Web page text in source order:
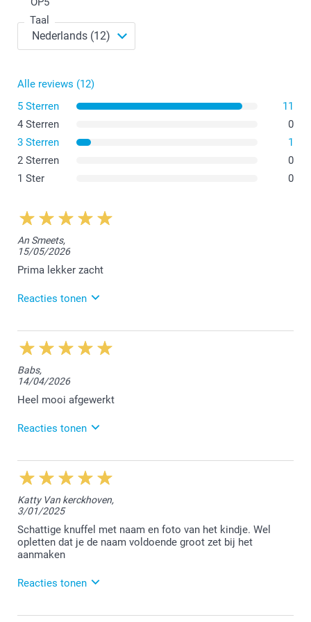
Taal
Alle reviews (12)
5 Sterren
11
4 Sterren
0
3 Sterren
1
2 Sterren
0
1 Ster
0
An Smeets,
15/05/2026
Prima lekker zacht
Reacties tonen
28/05/2026
12:58
Beste An,
Bedankt voor jouw leuke feedback, hier zijn we heel
erg blij mee :-) We vonden het fijn jouw bestelling te
mogen afwerken.
Hartelijke groet!
Babs,
14/04/2026
Heel mooi afgewerkt
Reacties tonen
5/05/2026
14:00
Hallo Babs,
Heel leuk om te lezen dat je blij bent met de
bestelde gepersonaliseerde knuffel. We kijken ernaar
uit om jou in de toekomst opnieuw te mogen
verwelkomen.
Nathalie @smartphoto
Katty Van kerckhoven,
3/01/2025
Schattige knuffel met naam en foto van het kindje. Wel
opletten dat je de naam voldoende groot zet bij het
aanmaken
Reacties tonen
8/01/2025